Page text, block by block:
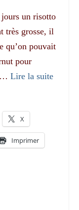
un risotto
très grosse, il
qu’on pouvait
pour
… Lire la suite­­
X
Imprimer